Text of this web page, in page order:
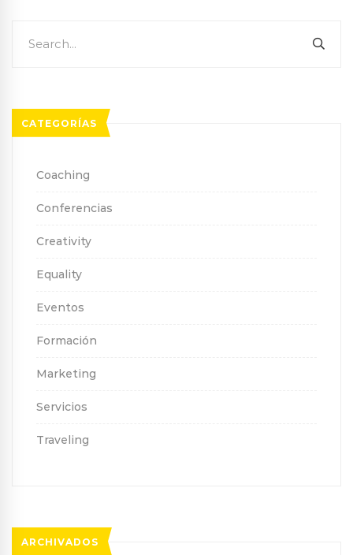
for:
CATEGORÍAS
Coaching
Conferencias
Creativity
Equality
Eventos
Formación
Marketing
Servicios
Traveling
ARCHIVADOS